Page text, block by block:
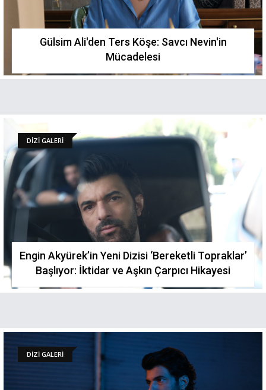
Gülsim Ali'den Ters Köşe: Savcı Nevin'in
Mücadelesi
DİZİ GALERİ
Engin Akyürek’in Yeni Dizisi ‘Bereketli Topraklar’
Başlıyor: İktidar ve Aşkın Çarpıcı Hikayesi
DİZİ GALERİ